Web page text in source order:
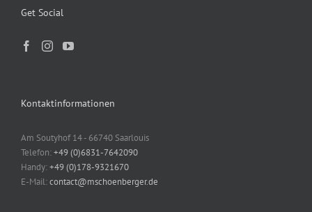
Get Social
Kontaktinformationen
Am Soutyhof 14 - 66740 Saarlouis
Telefon:+49 (0)6831-7642090
Handy:+49 (0)178-9321670
E-Mail:contact@mschoenberger.de